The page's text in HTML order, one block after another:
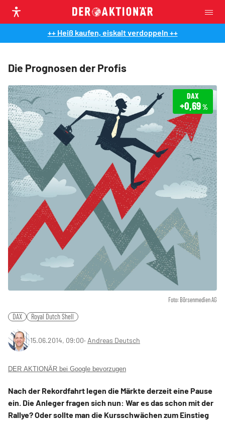
++ Heiß kaufen, eiskalt verdoppeln ++
Die Prognosen der Profis
Foto: Börsenmedien AG
DAX
+0,69%
DAX Royal Dutch Shell
15.06.2014, 09:00‧ Andreas Deutsch
DER AKTIONÄR bei Google bevorzugen
Nach der Rekordfahrt legen die Märkte derzeit eine Pause
ein. Die Anleger fragen sich nun: War es das schon mit der
Rallye? Oder sollte man die Kursschwächen zum Einstieg